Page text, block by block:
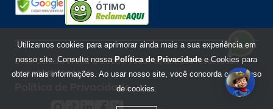
ÓTIMO
Beto Carrero World @ 2026 / Todos os direitos reservados
85.248.987/0001-10
Política de Privacidade
Utilizamos cookies para aprimorar ainda mais a sua experiência em
nosso site. Consulte nossa Política de Privacidade e Cookies para
obter mais informações. Ao usar nosso site, você concorda com o uso
de cookies.